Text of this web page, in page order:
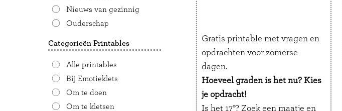
Nieuws van gezinnig
Ouderschap
Categorieën Printables
Alle printables
Bij Emotieklets
Om te doen
Om te kletsen
Gratis printable met vragen en
opdrachten voor zomerse
dagen.
Hoeveel graden is het nu? Kies
je opdracht!
Is het 17°? Zoek een maatje en